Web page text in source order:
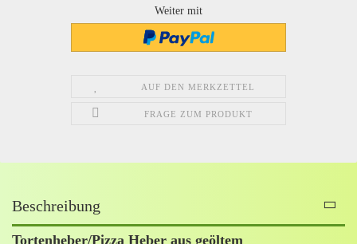
Weiter mit
AUF DEN MERKZETTEL
FRAGE ZUM PRODUKT
Beschreibung
Tortenheber/Pizza Heber aus geöltem